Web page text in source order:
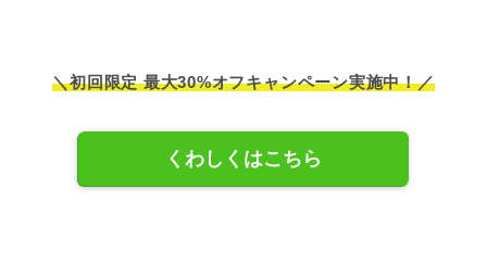
＼初回限定 最大30%オフキャンペーン実施中！／
くわしくはこちら